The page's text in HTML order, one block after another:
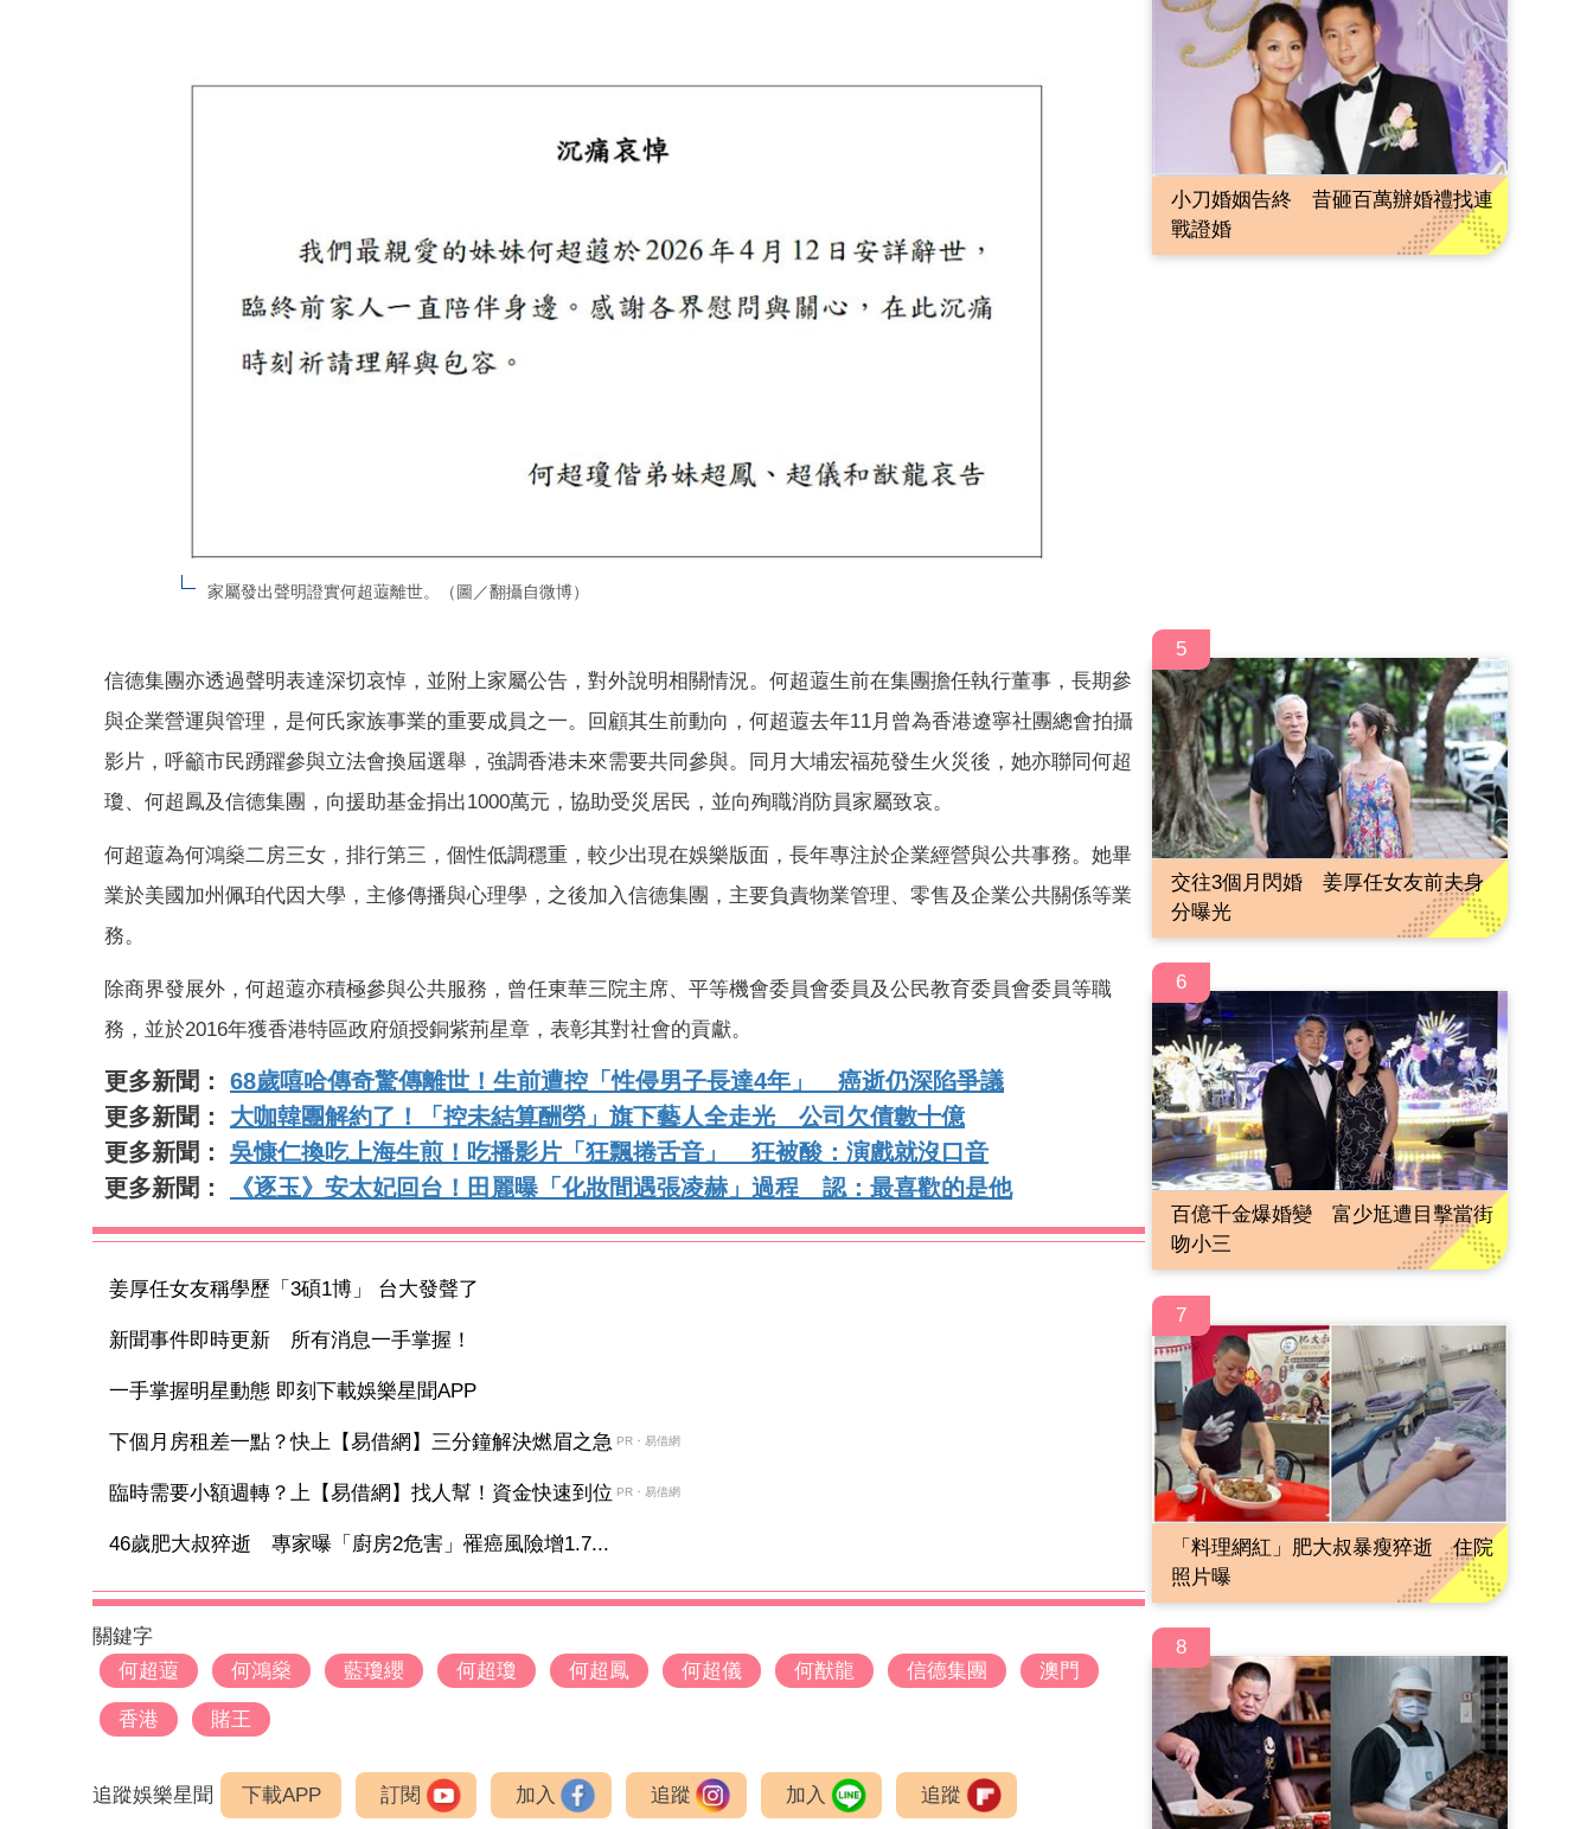
家屬發出聲明證實何超蕸離世。（圖／翻攝自微博）
信德集團亦透過聲明表達深切哀悼，並附上家屬公告，對外說明相關情況。何超蕸生前在集團擔任執行董事，長期參
與企業營運與管理，是何氏家族事業的重要成員之一。回顧其生前動向，何超蕸去年11月曾為香港遼寧社團總會拍攝
影片，呼籲市民踴躍參與立法會換屆選舉，強調香港未來需要共同參與。同月大埔宏福苑發生火災後，她亦聯同何超
瓊、何超鳳及信德集團，向援助基金捐出1000萬元，協助受災居民，並向殉職消防員家屬致哀。
何超蕸為何鴻燊二房三女，排行第三，個性低調穩重，較少出現在娛樂版面，長年專注於企業經營與公共事務。她畢
業於美國加州佩珀代因大學，主修傳播與心理學，之後加入信德集團，主要負責物業管理、零售及企業公共關係等業
務。
除商界發展外，何超蕸亦積極參與公共服務，曾任東華三院主席、平等機會委員會委員及公民教育委員會委員等職
務，並於2016年獲香港特區政府頒授銅紫荊星章，表彰其對社會的貢獻。
更多新聞： 68歲嘻哈傳奇驚傳離世！生前遭控「性侵男子長達4年」 癌逝仍深陷爭議
更多新聞： 大咖韓團解約了！「控未結算酬勞」旗下藝人全走光 公司欠債數十億
更多新聞： 吳慷仁換吃上海生煎！吃播影片「狂飄捲舌音」 狂被酸：演戲就沒口音
更多新聞：
《逐玉》安太妃回台！田麗曝「化妝間遇張凌赫」過程 認：最喜歡的是他
姜厚任女友稱學歷「3碩1博」 台大發聲了
新聞事件即時更新 所有消息一手掌握！
一手掌握明星動態 即刻下載娛樂星聞APP
下個月房租差一點？快上【易借網】三分鐘解決燃眉之急 PR・易借網
臨時需要小額週轉？上【易借網】找人幫！資金快速到位 PR・易借網
46歲肥大叔猝逝 專家曝「廚房2危害」罹癌風險增1.7...
關鍵字
何超蕸
何鴻燊 藍瓊纓 何超瓊 何超鳳 何超儀 何猷龍 信德集團 澳門
香港 賭王
追蹤娛樂星聞 下載APP 訂閱 加入 追蹤 加入 追蹤
小刀婚姻告終 昔砸百萬辦婚禮找連
戰證婚
5
交往3個月閃婚 姜厚任女友前夫身
分曝光
6
百億千金爆婚變 富少尪遭目擊當街
吻小三
7
「料理網紅」肥大叔暴瘦猝逝 住院
照片曝
8